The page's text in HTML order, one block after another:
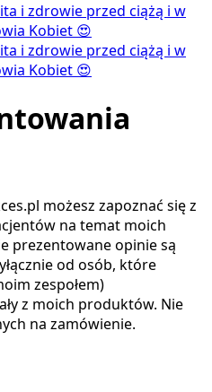
i zdrowie przed ciążą i w
Kobiet 😍
i zdrowie przed ciążą i w
Kobiet 😍
możesz zapoznać się z
na temat moich
prezentowane opinie są
od osób, które
zespołem)
z moich produktów. Nie
na zamówienie.